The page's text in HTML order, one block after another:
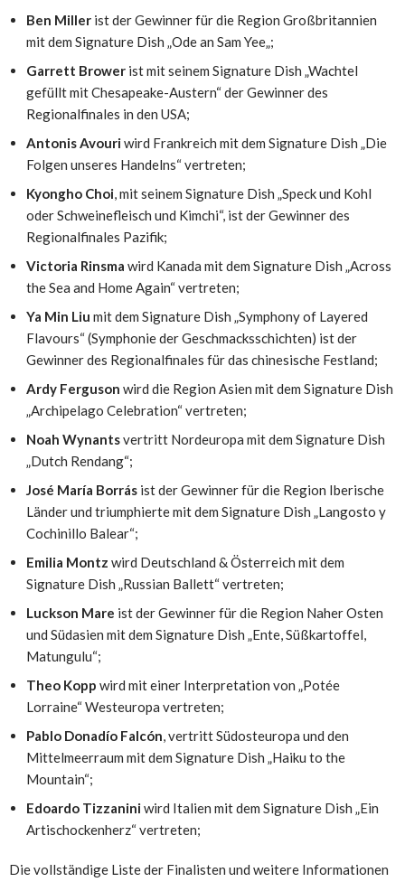
Ben Millerist der Gewinner für die Region Großbritannien
mit dem Signature Dish „Ode an Sam Yee„;
Garrett Browerist mit seinem Signature Dish „Wachtel
gefüllt mit Chesapeake-Austern“ der Gewinner des
Regionalfinales in den USA;
Antonis Avouriwird Frankreich mit dem Signature Dish „Die
Folgen unseres Handelns“ vertreten;
Kyongho Choi, mit seinem Signature Dish „Speck und Kohl
oder Schweinefleisch und Kimchi“, ist der Gewinner des
Regionalfinales Pazifik;
Victoria Rinsma wird Kanada mit dem Signature Dish „Across
the Sea and Home Again“ vertreten;
Ya Min Liu mit dem Signature Dish „Symphony of Layered
Flavours“ (Symphonie der Geschmacksschichten) ist der
Gewinner des Regionalfinales für das chinesische Festland;
Ardy Ferguson wird die Region Asien mit dem Signature Dish
„Archipelago Celebration“ vertreten;
Noah Wynantsvertritt Nordeuropa mit dem Signature Dish
„Dutch Rendang“;
José María Borrásist der Gewinner für die Region Iberische
Länder und triumphierte mit dem Signature Dish „Langosto y
Cochinillo Balear“;
Emilia Montz wird Deutschland & Österreich mit dem
Signature Dish „Russian Ballett“ vertreten;
Luckson Mare ist der Gewinner für die Region Naher Osten
und Südasien mit dem Signature Dish „Ente, Süßkartoffel,
Matungulu“;
Theo Kopp wird mit einer Interpretation von „Potée
Lorraine“ Westeuropa vertreten;
Pablo Donadío Falcón, vertritt Südosteuropa und den
Mittelmeerraum mit dem Signature Dish „Haiku to the
Mountain“;
Edoardo Tizzaniniwird Italien mit dem Signature Dish „Ein
Artischockenherz“ vertreten;
Die vollständige Liste der Finalisten und weitere Informationen